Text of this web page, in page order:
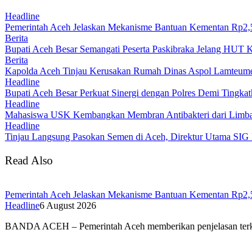
Headline
Pemerintah Aceh Jelaskan Mekanisme Bantuan Kementan
Berita
Bupati Aceh Besar Semangati Peserta Paskibraka Jelang HUT
Berita
Kapolda Aceh Tinjau Kerusakan Rumah Dinas Aspol
Headline
Bupati Aceh Besar Perkuat Sinergi dengan Polres Demi
Headline
Mahasiswa USK Kembangkan Membran Antibakteri dari
Headline
Tinjau Langsung Pasokan Semen di Aceh, Direktur Utama
Read Also
Pemerintah Aceh Jelaskan Mekanisme Bantuan Kementan
Headline6 August 2026
BANDA ACEH – Pemerintah Aceh memberikan penjelasan